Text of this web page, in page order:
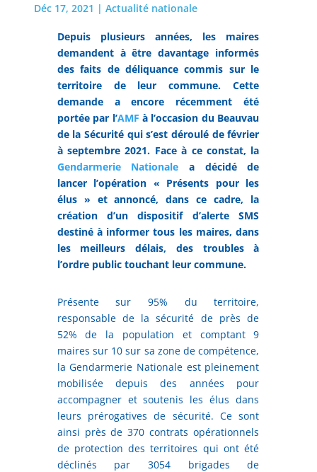
Déc 17, 2021 | Actualité nationale
Depuis plusieurs années, les maires
demandent à être davantage informés
des faits de déliquance commis sur le
territoire de leur commune. Cette
demande a encore récemment été
portée par l’AMF à l’occasion du Beauvau
de la Sécurité qui s’est déroulé de février
à septembre 2021. Face à ce constat, la
Gendarmerie Nationale a décidé de
lancer l’opération « Présents pour les
élus » et annoncé, dans ce cadre, la
création d’un dispositif d’alerte SMS
destiné à informer tous les maires, dans
les meilleurs délais, des troubles à
l’ordre public touchant leur commune.
Présente sur 95% du territoire,
responsable de la sécurité de près de
52% de la population et comptant 9
maires sur 10 sur sa zone de compétence,
la Gendarmerie Nationale est pleinement
mobilisée depuis des années pour
accompagner et soutenis les élus dans
leurs prérogatives de sécurité. Ce sont
ainsi près de 370 contrats opérationnels
de protection des territoires qui ont été
déclinés par 3054 brigades de